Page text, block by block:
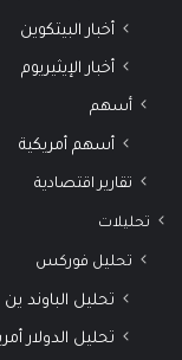
أخبار البيتكوين
أخبار الإيثيريوم
أسهم
أسهم أمريكية
تقارير اقتصادية
تحليلات
تحليل فوركس
تحليل الباوند ين
تحليل الدولار